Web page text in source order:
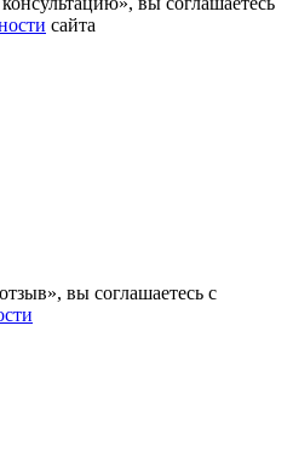
сайта
вы соглашаетесь с